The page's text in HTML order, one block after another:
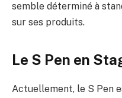
semble déterminé à
sur ses produits.
Le S Pen en
Actuellement, le S Pen